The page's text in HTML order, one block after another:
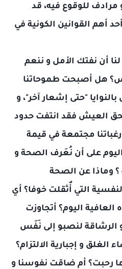
للوقوع فيه، قد
أهم القوانين الكونية في
أن نفتك الأمل و ننعم
هل أصبحت طموحاتنا
"حتى إشعار آخر"، و
العيش فقد انتفت حدود
مجتمعة في قيمة
على أن نُعَرف الصحة و
وماذا عن الصحة
التي أٌثقلت خوفا؟ أي
العافية اليوم؟ أتجاوزت
و الرشاقة لنصبو إلى نَفَس
و إجبارية الالتزام؟
رحبت؟ أم ضاقت نفوسنا و